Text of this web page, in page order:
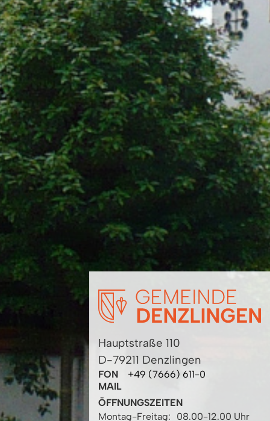
Hauptstraße 110
D-79211 Denzlingen
FON
+49 (7666) 611-0
MAIL
ÖFFNUNGSZEITEN
Montag-Freitag:
08.00-12.00 Uhr